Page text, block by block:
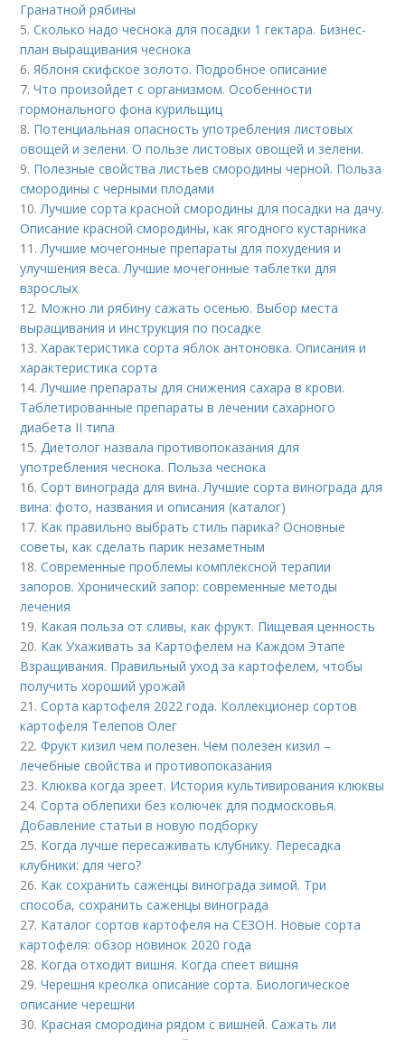
Гранатной рябины
5.Сколько надо чеснока для посадки 1 гектара. Бизнес-
план выращивания чеснока
6.Яблоня скифское золото. Подробное описание
7.Что произойдет с организмом. Особенности
гормонального фона курильщиц
8. Потенциальная опасность употребления листовых
овощей и зелени. О пользе листовых овощей и зелени.
9. Полезные свойства листьев смородины черной. Польза
смородины с черными плодами
10.Лучшие сорта красной смородины для посадки на дачу.
Описание красной смородины, как ягодного кустарника
11.Лучшие мочегонные препараты для похудения и
улучшения веса. Лучшие мочегонные таблетки для
взрослых
12. Можно ли рябину сажать осенью. Выбор места
выращивания и инструкция по посадке
13.Характеристика сорта яблок антоновка. Описания и
характеристика сорта
14.Лучшие препараты для снижения сахара в крови.
Таблетированные препараты в лечении сахарного
диабета II типа
15.Диетолог назвала противопоказания для
употребления чеснока. Польза чеснока
16.Сорт винограда для вина. Лучшие сорта винограда для
вина: фото, названия и описания (каталог)
17. Как правильно выбрать стиль парика? Основные
советы, как сделать парик незаметным
18.Современные проблемы комплексной терапии
запоров. Хронический запор: современные методы
лечения
19. Какая польза от сливы, как фрукт. Пищевая ценность
20. Как Ухаживать за Картофелем на Каждом Этапе
Взращивания. Правильный уход за картофелем, чтобы
получить хороший урожай
21.Сорта картофеля 2022 года. Коллекционер сортов
картофеля Телепов Олег
22.Фрукт кизил чем полезен. Чем полезен кизил –
лечебные свойства и противопоказания
23. Клюква когда зреет. История культивирования клюквы
24.Сорта облепихи без колючек для подмосковья.
Добавление статьи в новую подборку
25. Когда лучше пересаживать клубнику. Пересадка
клубники: для чего?
26. Как сохранить саженцы винограда зимой. Три
способа, сохранить саженцы винограда
27. Каталог сортов картофеля на СЕЗОН. Новые сорта
картофеля: обзор новинок 2020 года
28. Когда отходит вишня. Когда спеет вишня
29.Черешня креолка описание сорта. Биологическое
описание черешни
30. Красная смородина рядом с вишней. Сажать ли